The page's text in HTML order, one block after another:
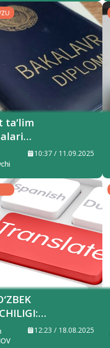
ta’lim
10:37 / 11.09.2025
ham
lozim?
12:23 / 18.08.2025